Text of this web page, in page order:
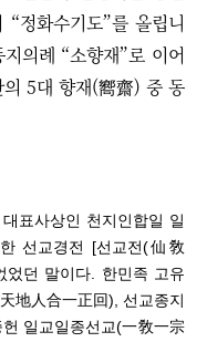
정화수기도”를 올립니
의례 “소향재”로 이어
5대 향재(嚮齋) 중 동
표사상인 천지인합일 일
선교경전 [선교전(仙敎
던 말이다. 한민족 고유
地人合一正回), 선교종지
일교일종선교(一敎一宗